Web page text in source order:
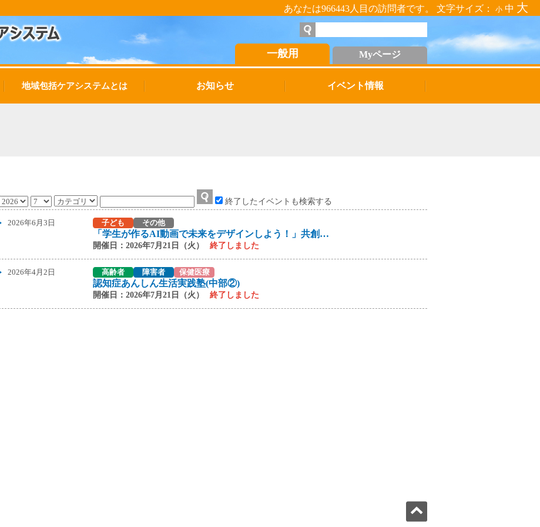
あなたは966443人目の訪問者です。 文字サイズ： 小 中 大
一般用 Myページ
地域包括ケアシステムとは お知らせ イベント情報
終了したイベントも検索する
2026年6月3日 子ども その他
「学生が作るAI動画で未来をデザインしよう！」共創型動画メンター育成プログラム⑥
開催日：2026年7月21日（火） 終了しました
2026年4月2日 高齢者 障害者 保健医療
認知症あんしん生活実践塾(中部②)
開催日：2026年7月21日（火） 終了しました